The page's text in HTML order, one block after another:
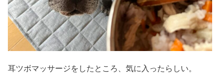
耳ツボマッサージをしたところ、気に入ったらしい。